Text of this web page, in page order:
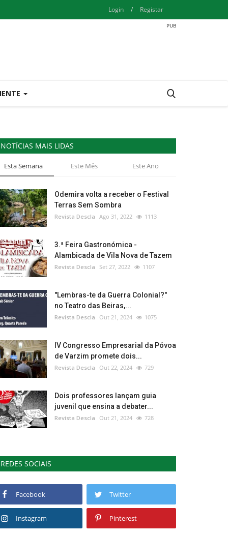
Login / Registar
NOTÍCIAS MAIS LIDAS
Esta Semana Este Mês Este Ano
Odemira volta a receber o Festival
Terras Sem Sombra
Revista Descla Ago 31, 2022 1113
3.ª Feira Gastronómica -
Alambicada de Vila Nova de Tazem
Revista Descla Set 27, 2022 1107
"Lembras-te da Guerra Colonial?"
no Teatro das Beiras,...
Revista Descla Out 21, 2024 1075
IV Congresso Empresarial da Póvoa
de Varzim promete dois...
Revista Descla Out 22, 2024 729
Dois professores lançam guia
juvenil que ensina a debater...
Revista Descla Out 21, 2024 728
REDES SOCIAIS
Facebook Twitter
Instagram Pinterest